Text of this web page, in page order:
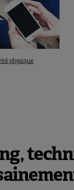
physique